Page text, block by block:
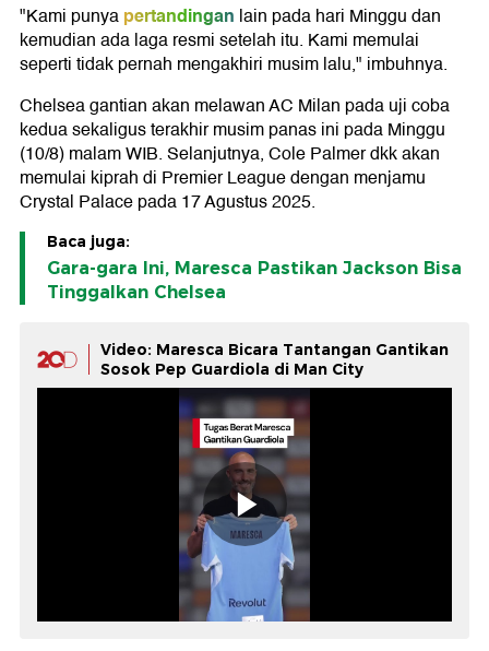
"Kami punyapertandingan lain pada hari Minggu dan
kemudian ada laga resmi setelah itu. Kami memulai
seperti tidak pernah mengakhiri musim lalu," imbuhnya.
Chelsea gantian akan melawan AC Milan pada uji coba
kedua sekaligus terakhir musim panas ini pada Minggu
(10/8) malam WIB. Selanjutnya, Cole Palmer dkk akan
memulai kiprah di Premier League dengan menjamu
Crystal Palace pada 17 Agustus 2025.
Baca juga:
Gara-gara Ini, Maresca Pastikan Jackson Bisa
Tinggalkan Chelsea
Video: Maresca Bicara Tantangan Gantikan
Sosok Pep Guardiola di Man City